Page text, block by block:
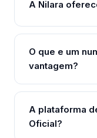
A Nilara
O que e um
vantagem?
A plataforma
Oficial?